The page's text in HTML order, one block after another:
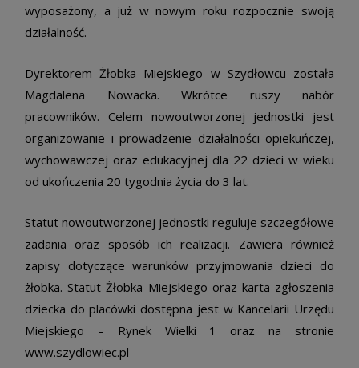
wyposażony, a już w nowym roku rozpocznie swoją
działalność.
Dyrektorem Żłobka Miejskiego w Szydłowcu została
Magdalena Nowacka. Wkrótce ruszy nabór
pracowników. Celem nowoutworzonej jednostki jest
organizowanie i prowadzenie działalności opiekuńczej,
wychowawczej oraz edukacyjnej dla 22 dzieci w wieku
od ukończenia 20 tygodnia życia do 3 lat.
Statut nowoutworzonej jednostki reguluje szczegółowe
zadania oraz sposób ich realizacji. Zawiera również
zapisy dotyczące warunków przyjmowania dzieci do
żłobka. Statut Żłobka Miejskiego oraz karta zgłoszenia
dziecka do placówki dostępna jest w Kancelarii Urzędu
Miejskiego – Rynek Wielki 1 oraz na stronie
www.szydlowiec.pl